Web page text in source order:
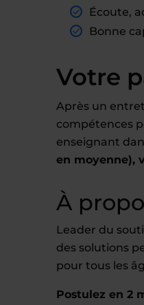
Écoute,
Bonne
Votre
Après un
compétences
enseignant
en moyenne),
À
Leader du
des solutions
pour tous les
Postulez en 2